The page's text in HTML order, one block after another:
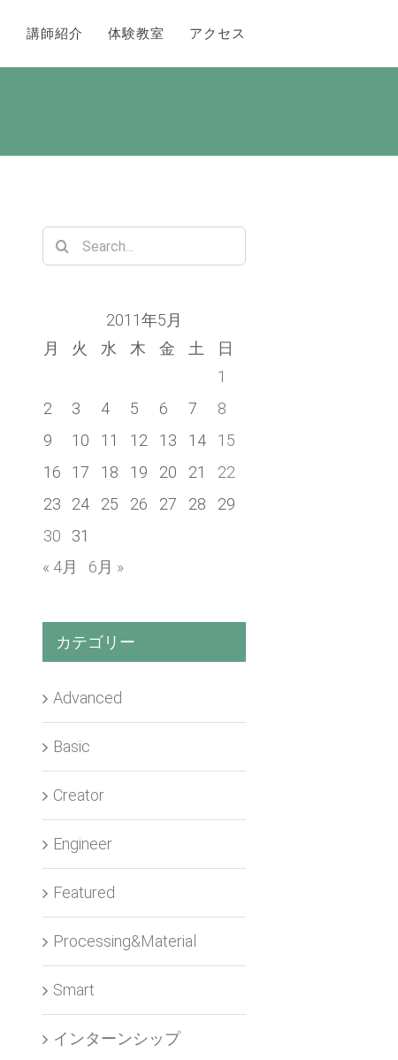
講師紹介 体験教室 アクセス
Search
for:
2011年5月
月
火 水 木 金 土
日
1
2
3 4 5 6 7
8
9
10 11 12 13 14
15
16
17 18 19 20 21
22
23
24 25 26 27 28
29
30
31
« 4月
6月 »
カテゴリー
Advanced
Basic
Creator
Engineer
Featured
Processing&Material
Smart
インターンシップ